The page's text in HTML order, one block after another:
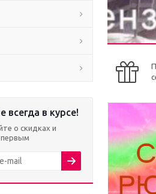
всегда в курсе!
о скидках и
первым